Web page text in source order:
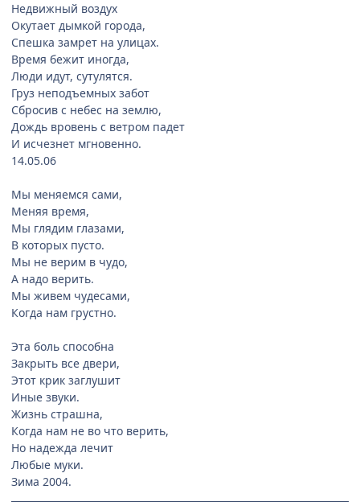
Недвижный воздух
Окутает дымкой города,
Спешка замрет на улицах.
Время бежит иногда,
Люди идут, сутулятся.
Груз неподъемных забот
Сбросив с небес на землю,
Дождь вровень с ветром падет
И исчезнет мгновенно.
14.05.06
Мы меняемся сами,
Меняя время,
Мы глядим глазами,
В которых пусто.
Мы не верим в чудо,
А надо верить.
Мы живем чудесами,
Когда нам грустно.
Эта боль способна
Закрыть все двери,
Этот крик заглушит
Иные звуки.
Жизнь страшна,
Когда нам не во что верить,
Но надежда лечит
Любые муки.
Зима 2004.